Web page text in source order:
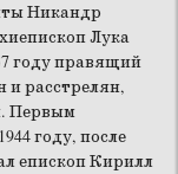
Никандр
Лука
году правящий
и расстрелян,
Первым
году, после
епископ Кирилл